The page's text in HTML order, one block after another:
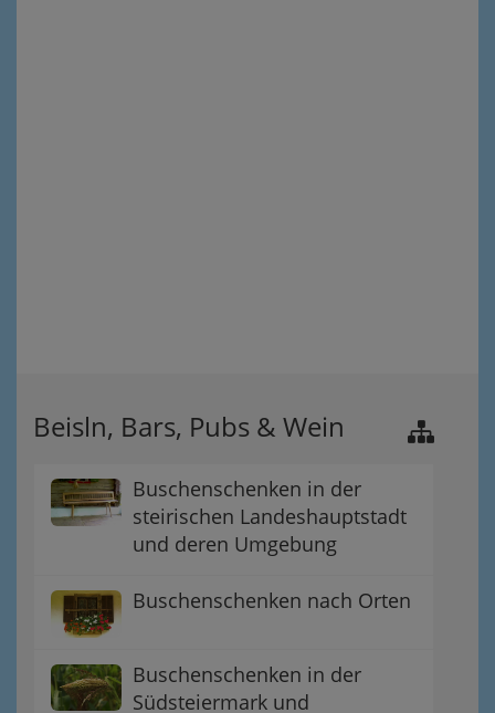
Beisln, Bars, Pubs & Wein
Buschenschenken in der
steirischen Landeshauptstadt
und deren Umgebung
Buschenschenken nach Orten
Buschenschenken in der
Südsteiermark und